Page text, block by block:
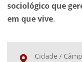
sociológico que
em que vive.
Cidade /